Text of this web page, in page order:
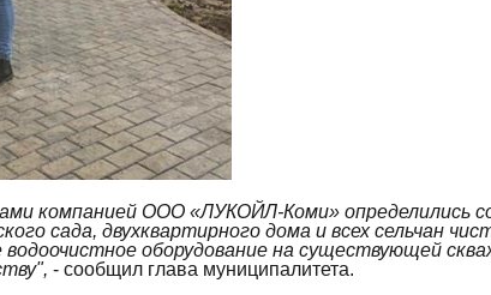
компанией ООО «ЛУКОЙЛ-Коми» определились
сада, двухквартирного дома и всех сельчан
оборудование на существующей
- сообщил глава муниципалитета.